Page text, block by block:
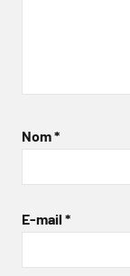
Nom*
E-mail *